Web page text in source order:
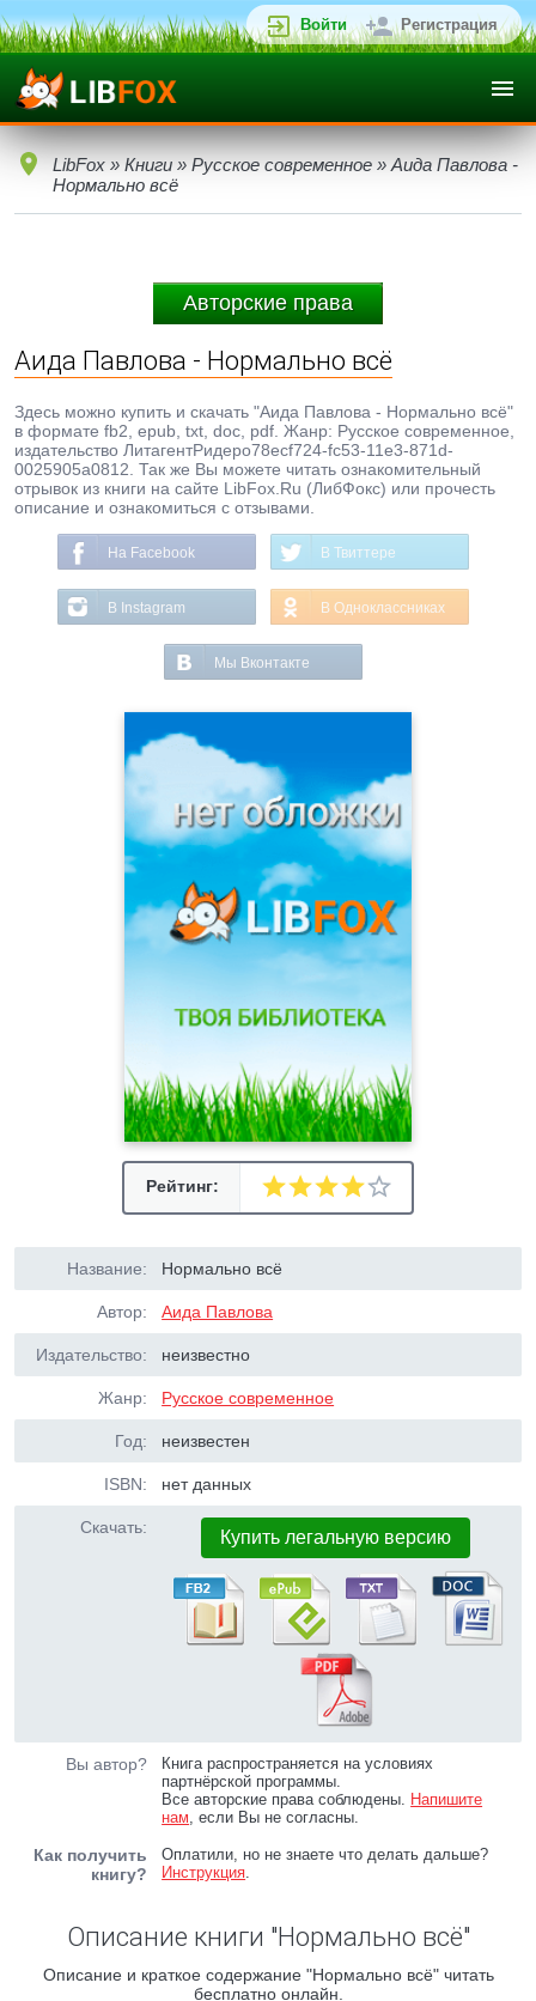
Войти Регистрация
LibFox » Книги » Русское современное » Аида Павлова -
Нормально всё
Авторские права
Аида Павлова - Нормально всё
Здесь можно купить и скачать "Аида Павлова - Нормально всё"
в формате fb2, epub, txt, doc, pdf. Жанр: Русское современное,
издательство ЛитагентРидеро78ecf724-fc53-11e3-871d-
0025905a0812. Так же Вы можете читать ознакомительный
отрывок из книги на сайте LibFox.Ru (ЛибФокс) или прочесть
описание и ознакомиться с отзывами.
На Facebook В Твиттере
В Instagram В Одноклассниках
Мы Вконтакте
Рейтинг:
Название: Нормально всё
Автор: Аида Павлова
Издательство: неизвестно
Жанр: Русское современное
Год: неизвестен
ISBN: нет данных
Скачать: Купить легальную версию
Вы автор?
Книга распространяется на условиях
партнёрской программы.
Все авторские права соблюдены. Напишите
нам, если Вы не согласны.
Как получить
книгу?
Оплатили, но не знаете что делать дальше?
Инструкция.
Описание книги "Нормально всё"
Описание и краткое содержание "Нормально всё" читать
бесплатно онлайн.